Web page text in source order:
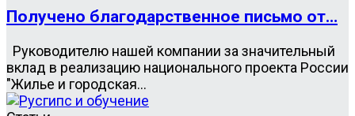
Получено благодарственное письмо от…
Руководителю нашей компании за значительный
вклад в реализацию национального проекта России
"Жилье и городская…